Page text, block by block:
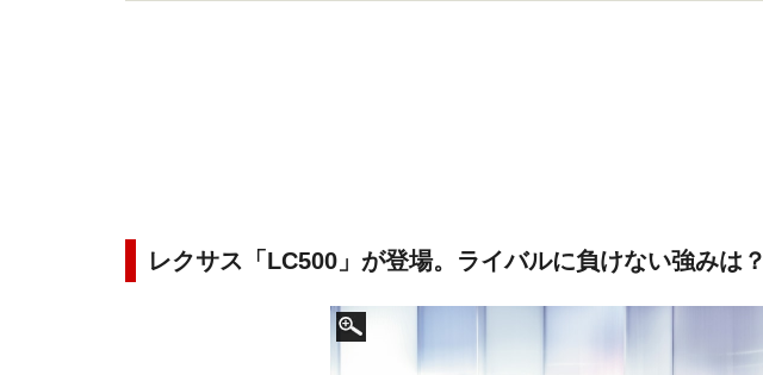
レクサス「LC500」が登場。ライバルに負けない強みは？